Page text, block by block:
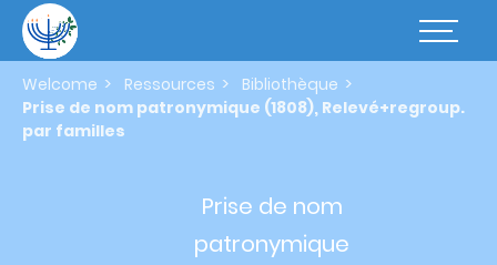
main
content
Basculer
Welcome Ressources
Bibliothèque
Prise de nom patronymique (1808), Relevé+regroup.
par familles
Prise de nom
patronymique